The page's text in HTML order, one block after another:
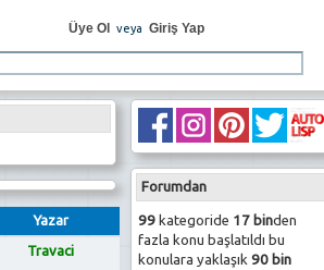
Üye Ol veya Giriş Yap
Forumdan
99kategoride 17 binden
fazla konu başlatıldı bu
konulara yaklaşık 90 bin
Yazar
Travaci